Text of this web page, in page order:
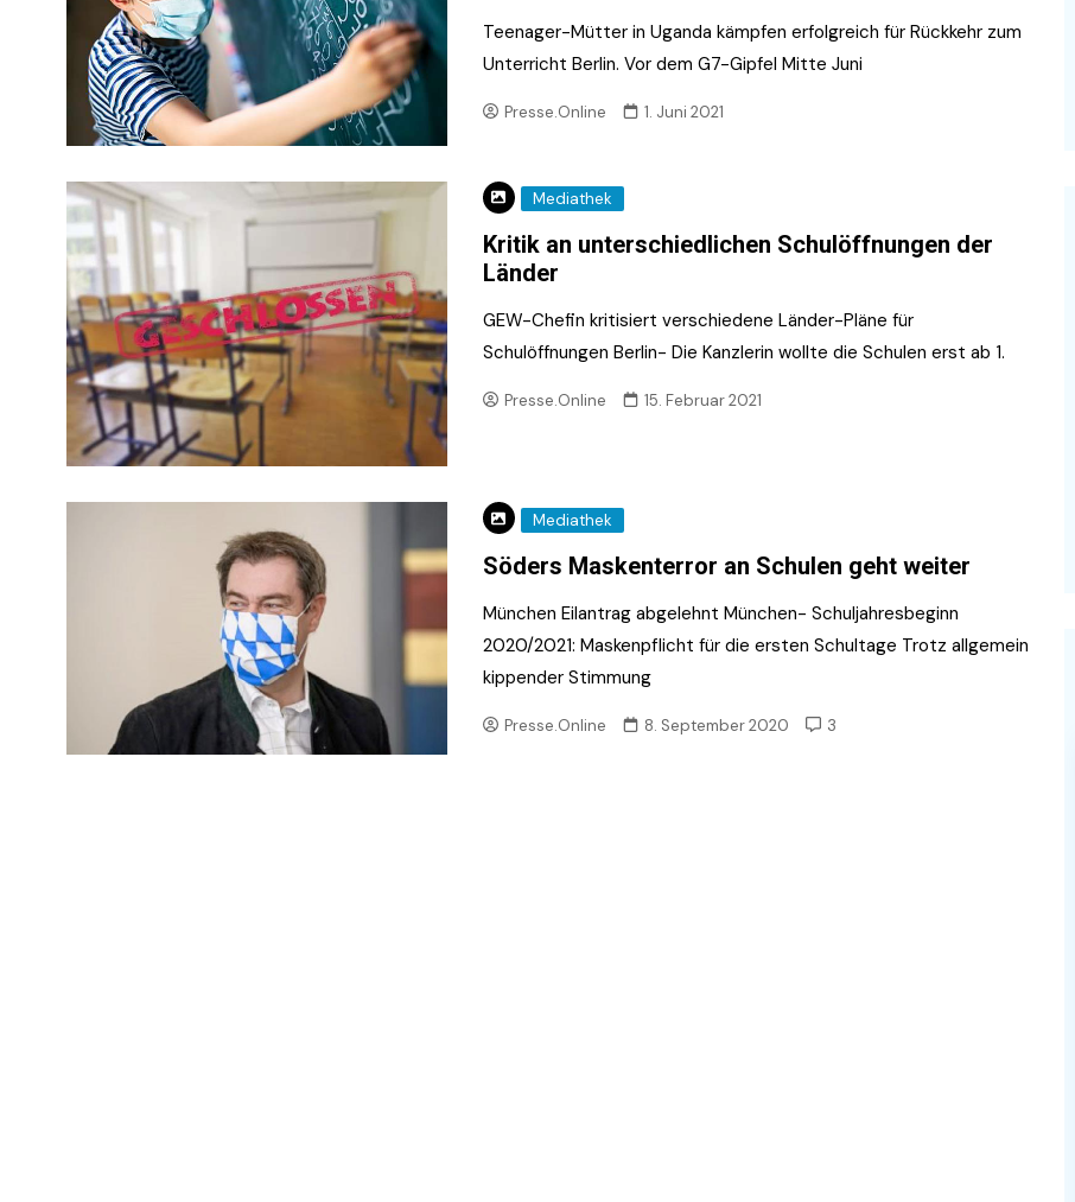
Teenager-Mütter in Uganda kämpfen erfolgreich für Rückkehr zum
Unterricht Berlin. Vor dem G7-Gipfel Mitte Juni
Presse.Online 1. Juni 2021
Mediathek
Kritik an unterschiedlichen Schulöffnungen der
Länder
GEW-Chefin kritisiert verschiedene Länder-Pläne für
Schulöffnungen Berlin- Die Kanzlerin wollte die Schulen erst ab 1.
Presse.Online 15. Februar 2021
Mediathek
Söders Maskenterror an Schulen geht weiter
München Eilantrag abgelehnt München- Schuljahresbeginn
2020/2021: Maskenpflicht für die ersten Schultage Trotz allgemein
kippender Stimmung
Presse.Online 8. September 2020 3